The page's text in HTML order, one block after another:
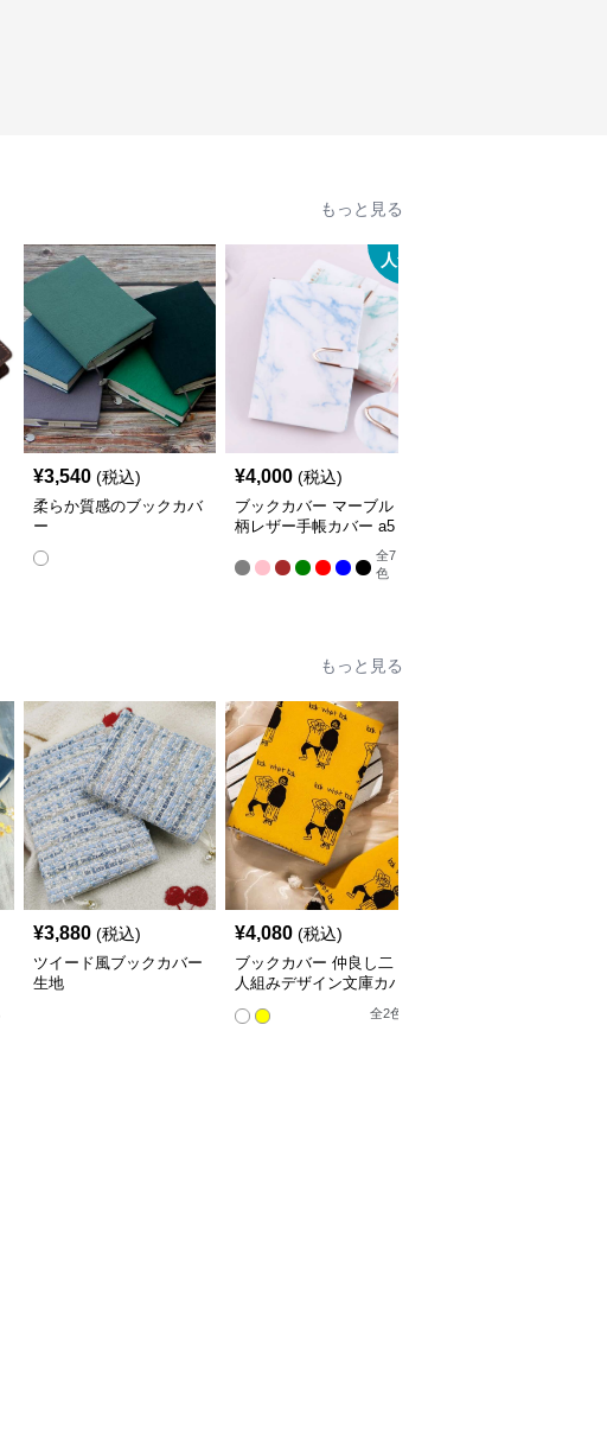
もっと見る
¥3,540 (税込)
柔らか質感のブックカバ
ー
人気
¥4,000 (税込)
ブックカバー マーブル
柄レザー手帳カバー a5
全7
色
もっと見る
¥3,880 (税込)
ツイード風ブックカバー
生地
¥4,080 (税込)
ブックカバー 仲良し二
人組みデザイン文庫カバ
全2色